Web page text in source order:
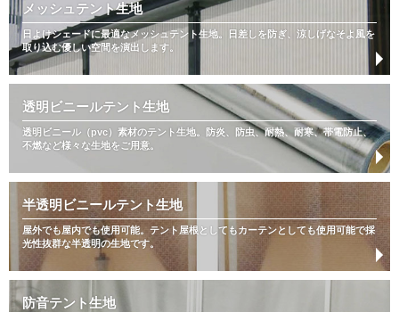
メッシュテント生地
日よけシェードに最適なメッシュテント生地。日差しを防ぎ、涼しげなそよ風を
取り込む優しい空間を演出します。
透明ビニールテント生地
透明ビニール（pvc）素材のテント生地。防炎、防虫、耐熱、耐寒、帯電防止、
不燃など様々な生地をご用意。
半透明ビニールテント生地
屋外でも屋内でも使用可能。テント屋根としてもカーテンとしても使用可能で採
光性抜群な半透明の生地です。
防音テント生地